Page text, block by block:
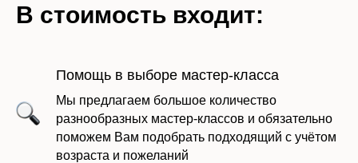
В стоимость входит:
Помощь в выборе мастер-класса
Мы предлагаем большое количество
разнообразных мастер-классов и обязательно
поможем Вам подобрать подходящий с учётом
возраста и пожеланий